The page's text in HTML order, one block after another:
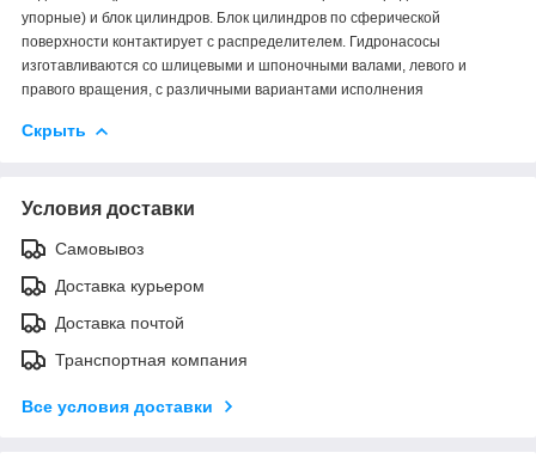
упорные) и блок цилиндров. Блок цилиндров по сферической
поверхности контактирует с распределителем. Гидронасосы
изготавливаются со шлицевыми и шпоночными валами, левого и
правого вращения, с различными вариантами исполнения
Скрыть
Условия доставки
Самовывоз
Доставка курьером
Доставка почтой
Транспортная компания
Все условия доставки